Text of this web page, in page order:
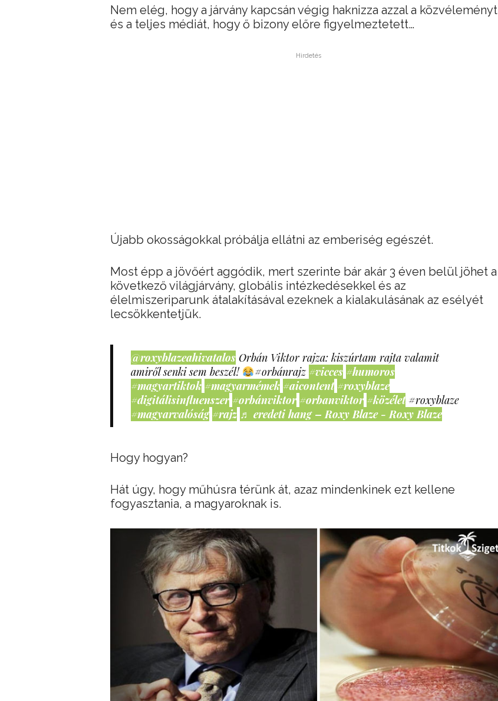
Nem elég, hogy a járvány kapcsán végig haknizza azzal a közvéleményt
és a teljes médiát, hogy ő bizony előre figyelmeztetett…
Hirdetés
Újabb okosságokkal próbálja ellátni az emberiség egészét.
Most épp a jövőért aggódik, mert szerinte bár akár 3 éven belül jöhet a
következő világjárvány, globális intézkedésekkel és az
élelmiszeriparunk átalakításával ezeknek a kialakulásának az esélyét
lecsökkentetjük.
@roxyblazeahivatalos Orbán Viktor rajza: kiszúrtam rajta valamit
amiről senki sem beszél!
#orbánrajz #vicces #humoros
#magyartiktok #magyarmémek #aicontent #roxyblaze
#digitálisinfluenszer #orbánviktor #orbanviktor #közélet #roxyblaze
#magyarvalóság #rajz ♬ eredeti hang – Roxy Blaze - Roxy Blaze
Hogy hogyan?
Hát úgy, hogy műhúsra térünk át, azaz mindenkinek ezt kellene
fogyasztania, a magyaroknak is.